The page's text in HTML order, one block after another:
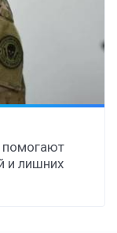
помогают
и лишних